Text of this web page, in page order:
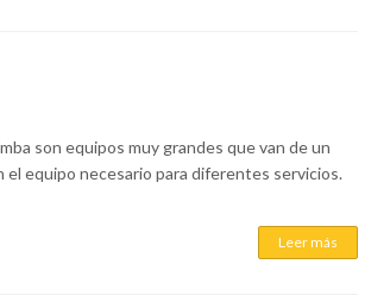
son equipos muy grandes que van de un
el equipo necesario para diferentes servicios.
Leer más